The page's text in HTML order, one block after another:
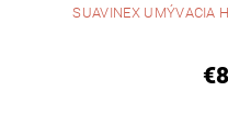
SUAVINEX UMÝVACIA